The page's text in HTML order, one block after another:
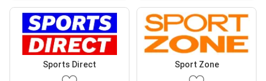
Sports Direct Sport Zone